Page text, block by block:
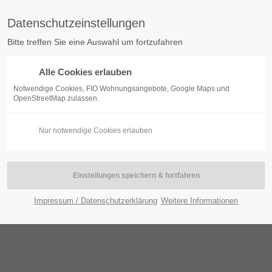
KONTAKT WOHNUNGSBESTAND
Datenschutzeinstellungen
Bitte treffen Sie eine Auswahl um fortzufahren
Alle Cookies erlauben
Notwendige Cookies, FIO Wohnungsangebote, Google Maps und
OpenStreetMap zulassen.
Nur notwendige Cookies erlauben
Impressum / Datenschutzerklärung Weitere Informationen